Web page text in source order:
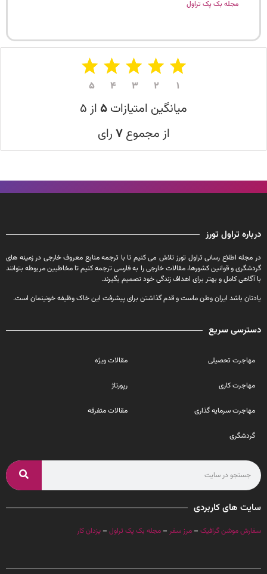
مجله بک پک تراول
۱ ۲ ۳ ۴ ۵
میانگین امتیازات۵از ۵
از مجموع۷رای
درباره تراول تورز
در مجله اطلاع رسانی تراول تورز تلاش می کنیم تا با ترجمه منابع معروف خارجی در زمینه های
گردشگری و قوانین کشورها، مقالات خارجی را به فارسی ترجمه کنیم تا مخاطبین مربوطه بتوانند
با آگاهی کامل و بهتر برای اهداف زندگی خود تصمیم بگیرند.
یادتان باشد ایران وطن ماست و قدم گذاشتن برای پیشرفت این خاک وظیفه خونینمان است.
دسترسی سریع
مهاجرت تحصیلی
مهاجرت کاری
مهاجرت سرمایه گذاری
گردشگری
مقالات ویژه
رپورتاژ
مقالات متفرقه
سایت های کاربردی
سفارش موشن گرافیک – مرز سفر – مجله بک پک تراول – یزدان کار